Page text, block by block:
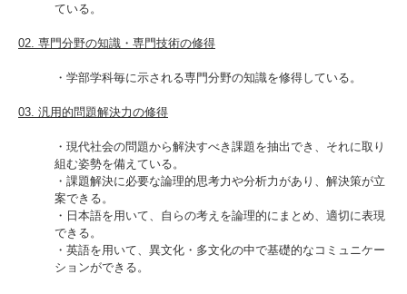
入試情報
一般・企業の方
Pick Up
1. Action！x 工学院大学
ている。
02. 専門分野の知識・専門技術の修得
・学部学科毎に示される専門分野の知識を修得している。
03. 汎用的問題解決力の修得
・現代社会の問題から解決すべき課題を抽出でき、それに取り
組む姿勢を備えている。
・課題解決に必要な論理的思考力や分析力があり、解決策が立
案できる。
・日本語を用いて、自らの考えを論理的にまとめ、適切に表現
できる。
・英語を用いて、異文化・多文化の中で基礎的なコミュニケー
ションができる。